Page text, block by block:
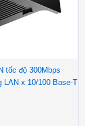
tốc độ 300Mbps
LAN x 10/100 Base-T